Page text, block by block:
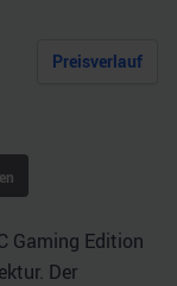
Preisverlauf
Gaming Edition
Der